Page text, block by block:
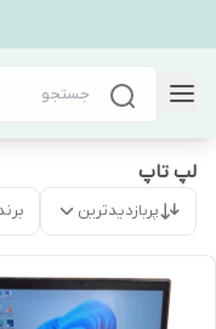
لپ تاپ
پربازدیدترین